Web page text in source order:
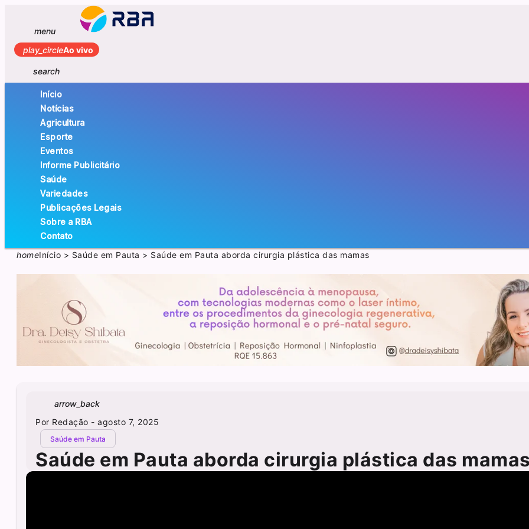
menu
play_circleAo vivo
search
Início
Notícias
Agricultura
Esporte
Eventos
Informe Publicitário
Saúde
Variedades
Publicações Legais
Sobre a RBA
Contato
homeInício > Saúde em Pauta > Saúde em Pauta aborda cirurgia plástica das mamas
arrow_back
Por Redação - agosto 7, 2025
Saúde em Pauta
Saúde em Pauta aborda cirurgia plástica das